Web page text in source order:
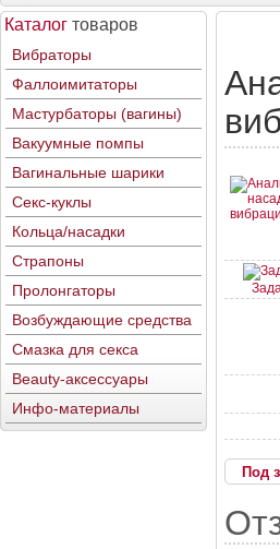
Каталог товаров
Вибраторы
Фаллоимитаторы
Мастурбаторы (вагины)
Вакуумные помпы
Вагинальные шарики
Секс-куклы
Кольца/насадки
Страпоны
Пролонгаторы
Возбуждающие средства
Смазка для секса
Beauty-аксессуары
Инфо-материалы